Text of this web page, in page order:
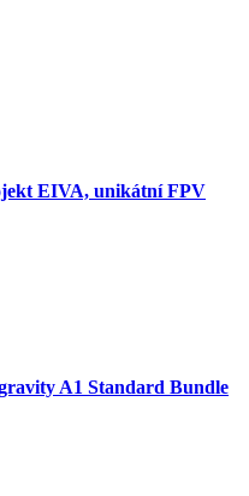
EIVA, unikátní FPV
A1 Standard Bundle